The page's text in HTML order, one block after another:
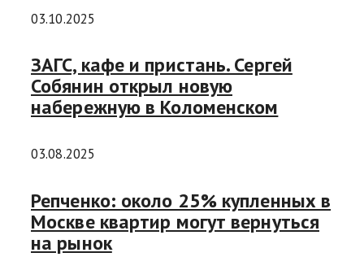
03.10.2025
ЗАГС, кафе и пристань. Сергей
Собянин открыл новую
набережную в Коломенском
03.08.2025
Репченко: около 25% купленных в
Москве квартир могут вернуться
на рынок